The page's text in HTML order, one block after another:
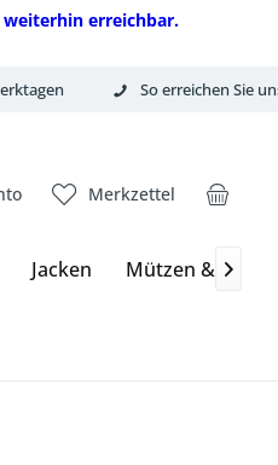
weiterhin erreichbar.
So erreichen Sie
Merkzettel
Jacken Mützen & 